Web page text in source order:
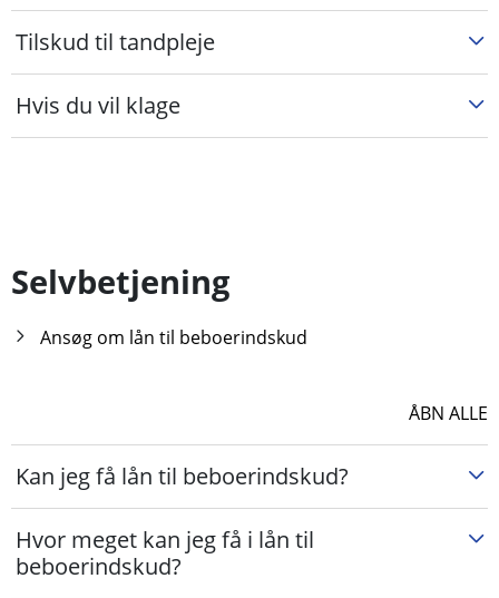
Tilskud til tandpleje
Hvis du vil klage
Selvbetjening
Ansøg om lån til beboerindskud
ÅBN ALLE
Kan jeg få lån til beboerindskud?
Hvor meget kan jeg få i lån til
beboerindskud?